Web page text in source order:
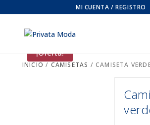
MI CUENTA / REGISTRO
INICIO / CAMISETAS / CAMISETA
¡Oferta!